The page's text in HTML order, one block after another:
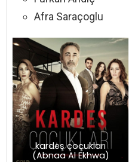
Afra Saraçoglu
kardeş çoçukları
(Abnaa Al Ekhwa)